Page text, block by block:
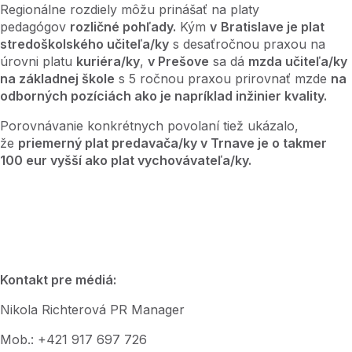
Regionálne rozdiely môžu prinášať na platy
pedagógov rozličné pohľady. Kým v Bratislave je plat
stredoškolského učiteľa/ky s desaťročnou praxou na
úrovni platu kuriéra/ky, v Prešove sa dá mzda učiteľa/ky
na základnej škole s 5 ročnou praxou prirovnať mzde na
odborných pozíciách ako je napríklad inžinier kvality.
Porovnávanie konkrétnych povolaní tiež ukázalo,
že priemerný plat predavača/ky v Trnave je o takmer
100 eur vyšší ako plat vychovávateľa/ky.
Kontakt pre médiá:
Nikola Richterová PR Manager
Mob.: +421 917 697 726